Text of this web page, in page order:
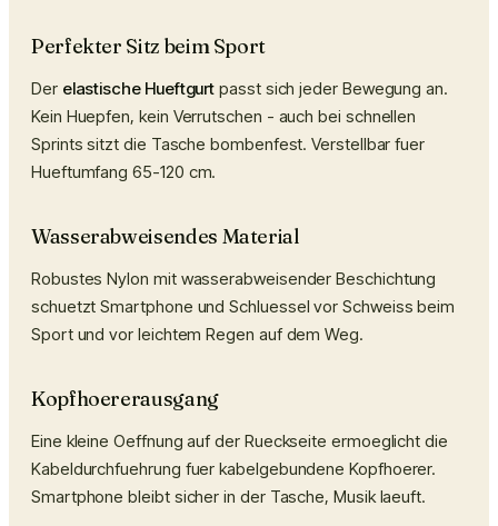
Perfekter Sitz beim Sport
Der elastische Hueftgurt passt sich jeder Bewegung an.
Kein Huepfen, kein Verrutschen - auch bei schnellen
Sprints sitzt die Tasche bombenfest. Verstellbar fuer
Hueftumfang 65-120 cm.
Wasserabweisendes Material
Robustes Nylon mit wasserabweisender Beschichtung
schuetzt Smartphone und Schluessel vor Schweiss beim
Sport und vor leichtem Regen auf dem Weg.
Kopfhoererausgang
Eine kleine Oeffnung auf der Rueckseite ermoeglicht die
Kabeldurchfuehrung fuer kabelgebundene Kopfhoerer.
Smartphone bleibt sicher in der Tasche, Musik laeuft.